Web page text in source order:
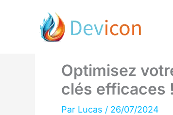
Optimisez
clés efficaces !
Par Lucas / 26/07/2024